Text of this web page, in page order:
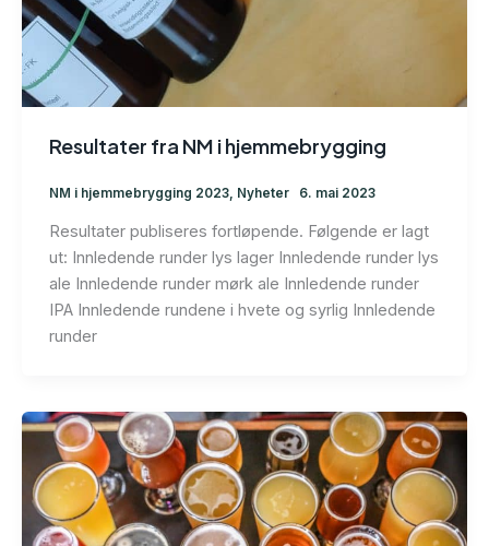
Resultater fra NM i hjemmebrygging
NM i hjemmebrygging 2023, Nyheter 6. mai 2023
Resultater publiseres fortløpende. Følgende er lagt
ut: Innledende runder lys lager Innledende runder lys
ale Innledende runder mørk ale Innledende runder
IPA Innledende rundene i hvete og syrlig Innledende
runder